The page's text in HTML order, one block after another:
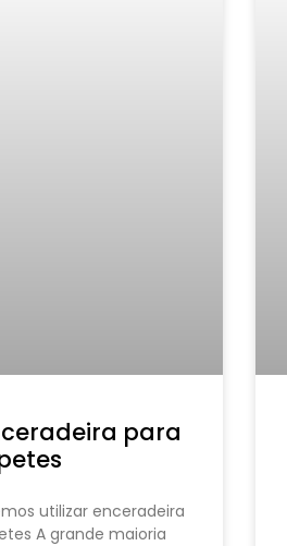
para
utilizar enceradeira
A grande maioria